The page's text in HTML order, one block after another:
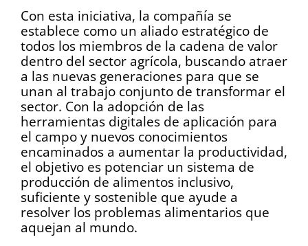
Con esta iniciativa, la compañía se
establece como un aliado estratégico de
todos los miembros de la cadena de valor
dentro del sector agrícola, buscando atraer
a las nuevas generaciones para que se
unan al trabajo conjunto de transformar el
sector. Con la adopción de las
herramientas digitales de aplicación para
el campo y nuevos conocimientos
encaminados a aumentar la productividad,
el objetivo es potenciar un sistema de
producción de alimentos inclusivo,
suficiente y sostenible que ayude a
resolver los problemas alimentarios que
aquejan al mundo.